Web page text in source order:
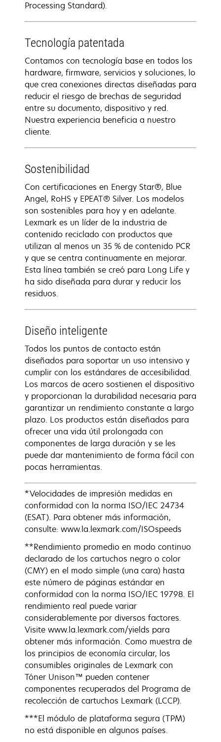
Processing Standard).
Tecnología patentada
Contamos con tecnología base en todos los
hardware, firmware, servicios y soluciones, lo
que crea conexiones directas diseñadas para
reducir el riesgo de brechas de seguridad
entre su documento, dispositivo y red.
Nuestra experiencia beneficia a nuestro
cliente.
Sostenibilidad
Con certificaciones en Energy Star®, Blue
Angel, RoHS y EPEAT® Silver. Los modelos
son sostenibles para hoy y en adelante.
Lexmark es un líder de la industria de
contenido reciclado con productos que
utilizan al menos un 35 % de contenido PCR
y que se centra continuamente en mejorar.
Esta línea también se creó para Long Life y
ha sido diseñada para durar y reducir los
residuos.
Diseño inteligente
Todos los puntos de contacto están
diseñados para soportar un uso intensivo y
cumplir con los estándares de accesibilidad.
Los marcos de acero sostienen el dispositivo
y proporcionan la durabilidad necesaria para
garantizar un rendimiento constante a largo
plazo. Los productos están diseñados para
ofrecer una vida útil prolongada con
componentes de larga duración y se les
puede dar mantenimiento de forma fácil con
pocas herramientas.
*Velocidades de impresión medidas en
conformidad con la norma ISO/IEC 24734
(ESAT). Para obtener más información,
consulte: www.la.lexmark.com/ISOspeeds
**Rendimiento promedio en modo continuo
declarado de los cartuchos negro o color
(CMY) en el modo simple (una cara) hasta
este número de páginas estándar en
conformidad con la norma ISO/IEC 19798. El
rendimiento real puede variar
considerablemente por diversos factores.
Visite www.la.lexmark.com/yields para
obtener más información. Como muestra de
los principios de economía circular, los
consumibles originales de Lexmark con
Tóner Unison™ pueden contener
componentes recuperados del Programa de
recolección de cartuchos Lexmark (LCCP).
***El módulo de plataforma segura (TPM)
no está disponible en algunos países.